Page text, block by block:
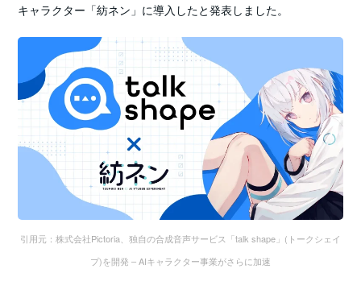
キャラクター「紡ネン」に導入したと発表しました。
引用元：株式会社Pictoria、独自の合成音声サービス「talk shape」(トークシェイ
プ)を開発 – AIキャラクター事業がさらに加速